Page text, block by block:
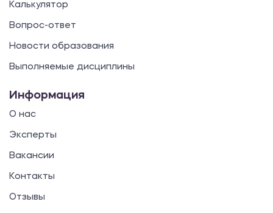
Калькулятор
Вопрос-ответ
Новости образования
Выполняемые дисциплины
Информация
О нас
Эксперты
Вакансии
Контакты
Отзывы